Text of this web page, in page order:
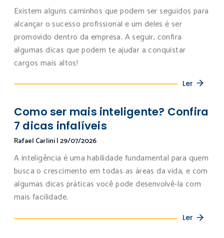
Existem alguns caminhos que podem ser seguidos para
alcançar o sucesso profissional e um deles é ser
promovido dentro da empresa. A seguir, confira
algumas dicas que podem te ajudar a conquistar
cargos mais altos!
Ler
Como ser mais inteligente? Confira
7 dicas infalíveis
Rafael Carlini|29/07/2026
A inteligência é uma habilidade fundamental para quem
busca o crescimento em todas as áreas da vida, e com
algumas dicas práticas você pode desenvolvê-la com
mais facilidade.
Ler